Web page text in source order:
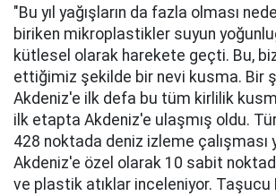
"Bu yıl yağışların da fazla olması
biriken mikroplastikler suyun
kütlesel olarak harekete geçti. Bu,
ettiğimiz şekilde bir nevi kusma. Bir
Akdeniz'e ilk defa bu tüm kirlilik
ilk etapta Akdeniz'e ulaşmış oldu.
428 noktada deniz izleme çalışması
Akdeniz'e özel olarak 10 sabit
ve plastik atıklar inceleniyor. Taşucu